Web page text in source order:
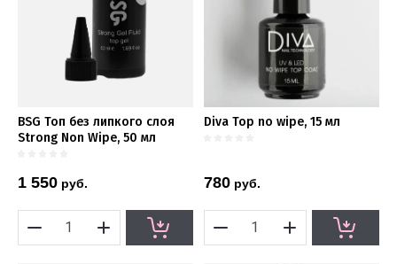
BSG Топ без липкого слоя
Strong Non Wipe, 50 мл
1 550 руб.
Diva Top no wipe, 15 мл
780 руб.